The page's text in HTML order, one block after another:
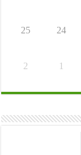
24
25
1
2